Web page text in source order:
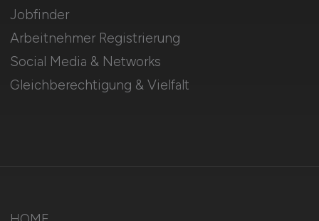
Jobfinder
Arbeitnehmer Registrierung
Social Media & Networks
Gleichberechtigung & Vielfalt